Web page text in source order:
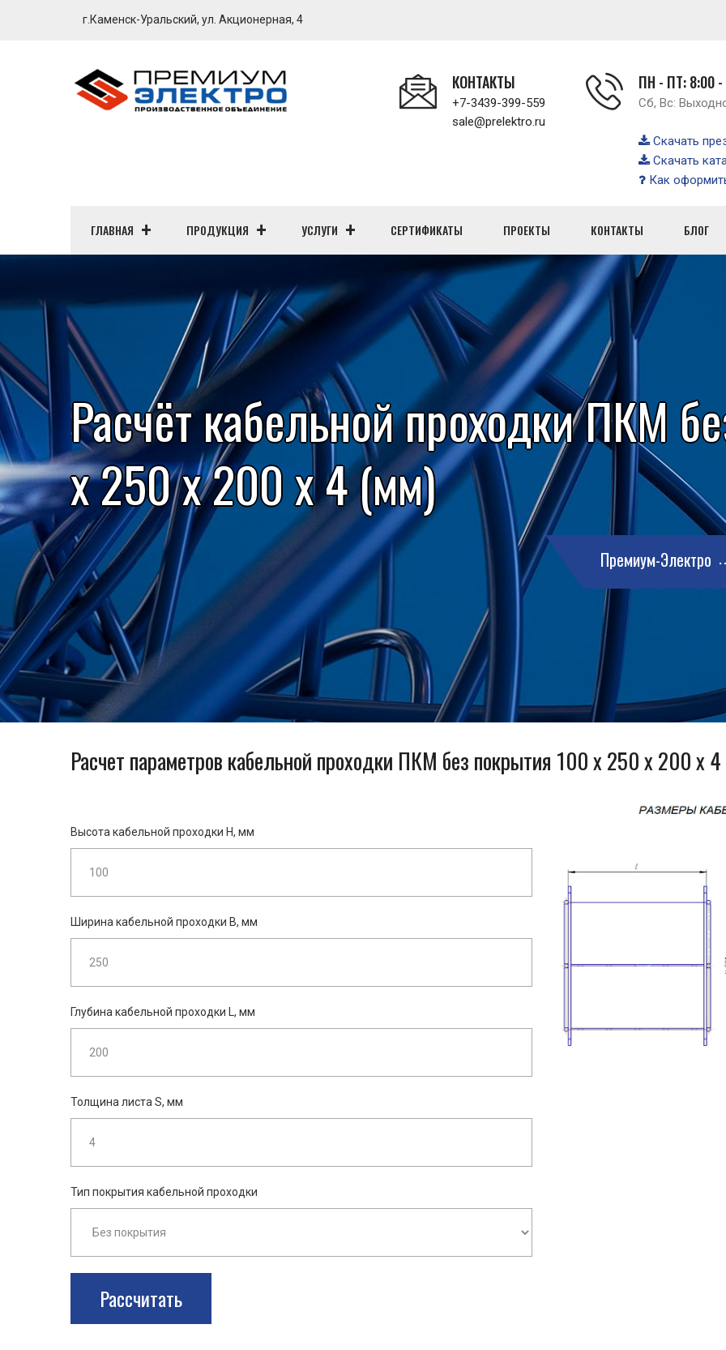
г.Каменск-Уральский, ул. Акционерная, 4
КОНТАКТЫ
+7-3439-399-559
sale@prelektro.ru
ПН - ПТ: 8:00 -
Сб, Вс:
Скачать
Скачать
Как
ГЛАВНАЯ ПРОДУКЦИЯ УСЛУГИ СЕРТИФИКАТЫ ПРОЕКТЫ КОНТАКТЫ БЛОГ
Расчёт кабельной проходки ПКМ
x 250 x 200 x 4 (мм)
Премиум-Электро
Расчет параметров кабельной проходки ПКМ без покрытия 100 x 250 x 200 x
Высота кабельной проходки H, мм
Ширина кабельной проходки B, мм
Глубина кабельной проходки L, мм
Толщина листа S, мм
Тип покрытия кабельной проходки
Рассчитать